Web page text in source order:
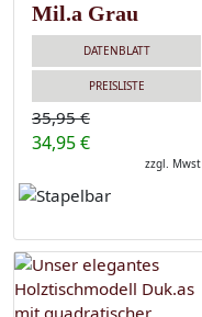
Mil.a Grau
DATENBLATT
PREISLISTE
35,95 €
34,95 €
zzgl. Mwst